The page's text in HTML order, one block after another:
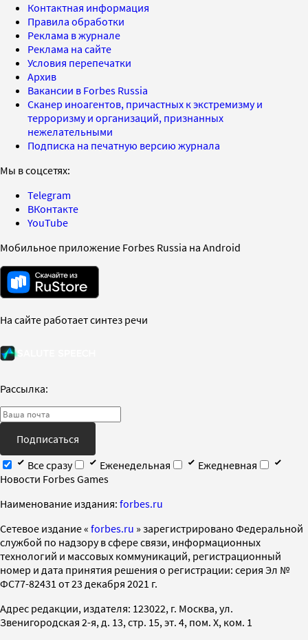
Контактная информация
Правила обработки
Реклама в журнале
Реклама на сайте
Условия перепечатки
Архив
Вакансии в Forbes Russia
Сканер иноагентов, причастных к экстремизму и
терроризму и организаций, признанных
нежелательными
Подписка на печатную версию журнала
Мы в соцсетях:
Telegram
ВКонтакте
YouTube
Мобильное приложение Forbes Russia на Android
На сайте работает синтез речи
Рассылка:
Подписаться
Все сразу
Еженедельная
Ежедневная
Новости Forbes Games
Наименование издания: forbes.ru
Cетевое издание « forbes.ru » зарегистрировано Федеральной
службой по надзору в сфере связи, информационных
технологий и массовых коммуникаций, регистрационный
номер и дата принятия решения о регистрации: серия Эл №
ФС77-82431 от 23 декабря 2021 г.
Адрес редакции, издателя: 123022, г. Москва, ул.
Звенигородская 2-я, д. 13, стр. 15, эт. 4, пом. X, ком. 1